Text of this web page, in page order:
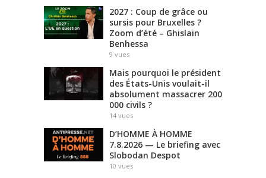
2027 : Coup de grâce ou
sursis pour Bruxelles ?
Zoom d’été – Ghislain
Benhessa
9 vues
Mais pourquoi le président
des États-Unis voulait-il
absolument massacrer 200
000 civils ?
14 vues
D’HOMME À HOMME
7.8.2026 — Le briefing avec
Slobodan Despot
10 vues